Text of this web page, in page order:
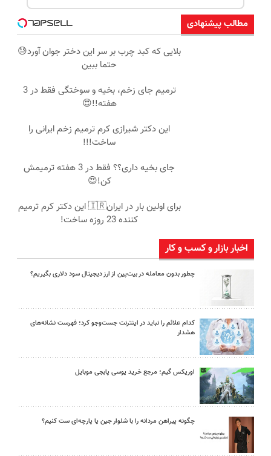
مطالب پیشنهادی
بلایی که کبد چرب بر سر این دختر جوان آورد😓
حتما ببین
ترمیم جای زخم، بخیه و سوختگی فقط در 3
هفته!!😍
این دکتر شیرازی کرم ترمیم زخم ایرانی را
ساخت!!!
جای بخیه داری؟؟ فقط در 3 هفته ترمیمش
کن!😍
برای اولین بار در ایران🇮🇷 این دکتر کرم ترمیم
کننده 23 روزه ساخت!
اخبار بازار و کسب و کار
چطور بدون معامله در بیت‌پین از ارز دیجیتال سود دلاری بگیریم؟
کدام علائم را نباید در اینترنت جست‌وجو کرد؛ فهرست نشانه‌های
هشدار
اوریکس گیم؛ مرجع خرید یوسی پابجی موبایل
چگونه پیراهن مردانه را با شلوار جین یا پارچه‌ای ست کنیم؟